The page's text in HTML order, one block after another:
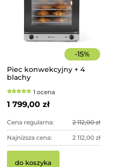
-15%
Piec konwekcyjny + 4
blachy
1 ocena
1 799,00 zł
Cena regularna: 2 112,00 zł
Najniższa cena: 2 112,00 zł
do koszyka